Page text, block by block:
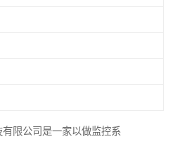
限公司是一家以做监控系